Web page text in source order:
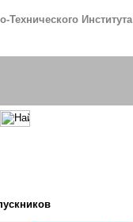
Института